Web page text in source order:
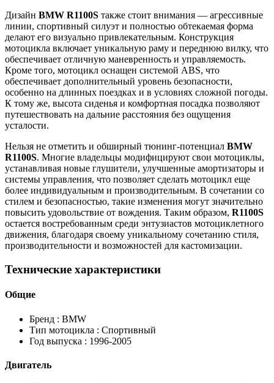
Дизайн BMW R1100S также стоит внимания — агрессивные
линии, спортивный силуэт и полностью обтекаемая форма
делают его визуально привлекательным. Конструкция
мотоцикла включает уникальную раму и переднюю вилку, что
обеспечивает отличную маневренность и управляемость.
Кроме того, мотоцикл оснащен системой ABS, что
обеспечивает дополнительный уровень безопасности,
особенно на длинных поездках и в условиях сложной погоды.
К тому же, высота сиденья и комфортная посадка позволяют
путешествовать на дальние расстояния без ощущения
усталости.
Нельзя не отметить и обширный тюнинг-потенциал BMW
R1100S. Многие владельцы модифицируют свои мотоциклы,
устанавливая новые глушители, улучшенные амортизаторы и
системы управления, что позволяет сделать мотоцикл еще
более индивидуальным и производительным. В сочетании со
стилем и безопасностью, такие изменения могут значительно
повысить удовольствие от вождения. Таким образом, R1100S
остается востребованным среди энтузиастов мотоциклетного
движения, благодаря своему уникальному сочетанию стиля,
производительности и возможностей для кастомизации.
Технические характеристики
Общие
Бренд : BMW
Тип мотоцикла : Спортивный
Год выпуска : 1996-2005
Двигатель